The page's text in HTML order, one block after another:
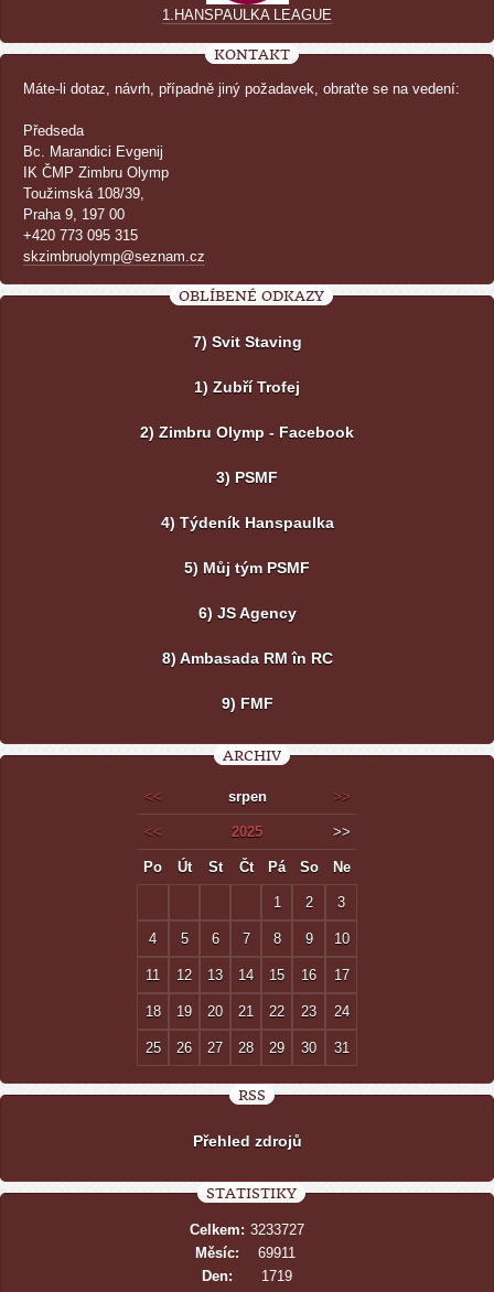
1.HANSPAULKA LEAGUE
KONTAKT
Máte-li dotaz, návrh, případně jiný požadavek, obraťte se na vedení:
Předseda
Bc. Marandici Evgenij
IK ČMP Zimbru Olymp
Toužimská 108/39,
Praha 9, 197 00
+420 773 095 315
skzimbruolymp@seznam.cz
OBLÍBENÉ ODKAZY
7) Svit Staving
1) Zubří Trofej
2) Zimbru Olymp - Facebook
3) PSMF
4) Týdeník Hanspaulka
5) Můj tým PSMF
6) JS Agency
8) Ambasada RM în RC
9) FMF
ARCHIV
<< srpen >>
<< 2025 >>
Po Út St Čt Pá So Ne
1 2 3
4 5 6 7 8 9 10
11 12 13 14 15 16 17
18 19 20 21 22 23 24
25 26 27 28 29 30 31
RSS
Přehled zdrojů
STATISTIKY
Celkem: 3233727
Měsíc:
69911
Den:
1719